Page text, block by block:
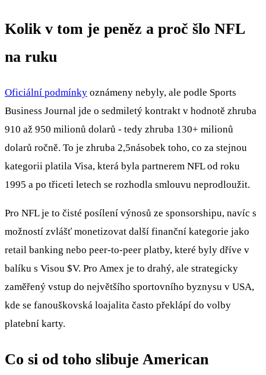
Kolik v tom je peněz a proč šlo NFL
na ruku
Oficiální podmínky oznámeny nebyly, ale podle Sports
Business Journal jde o sedmiletý kontrakt v hodnotě zhruba
910 až 950 milionů dolarů - tedy zhruba 130+ milionů
dolarů ročně. To je zhruba 2,5násobek toho, co za stejnou
kategorii platila Visa, která byla partnerem NFL od roku
1995 a po třiceti letech se rozhodla smlouvu neprodloužit.
Pro NFL je to čisté posílení výnosů ze sponsorshipu, navíc s
možností zvlášť monetizovat další finanční kategorie jako
retail banking nebo peer‑to‑peer platby, které byly dříve v
balíku s Visou $V. Pro Amex je to drahý, ale strategicky
zaměřený vstup do největšího sportovního byznysu v USA,
kde se fanouškovská loajalita často překlápí do volby
platební karty.
Co si od toho slibuje American